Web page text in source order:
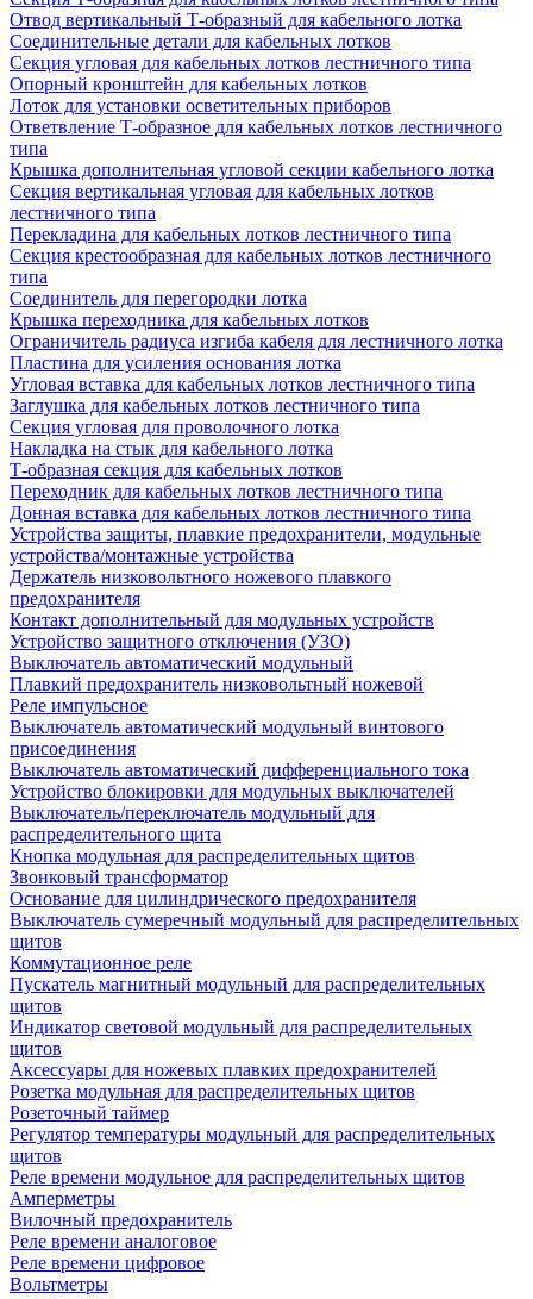
Отвод вертикальный Т-образный для кабельного лотка
Соединительные детали для кабельных лотков
Секция угловая для кабельных лотков лестничного типа
Опорный кронштейн для кабельных лотков
Лоток для установки осветительных приборов
Ответвление Т-образное для кабельных лотков лестничного
типа
Крышка дополнительная угловой секции кабельного лотка
Секция вертикальная угловая для кабельных лотков
лестничного типа
Перекладина для кабельных лотков лестничного типа
Секция крестообразная для кабельных лотков лестничного
типа
Соединитель для перегородки лотка
Крышка переходника для кабельных лотков
Ограничитель радиуса изгиба кабеля для лестничного лотка
Пластина для усиления основания лотка
Угловая вставка для кабельных лотков лестничного типа
Заглушка для кабельных лотков лестничного типа
Секция угловая для проволочного лотка
Накладка на стык для кабельного лотка
Т-образная секция для кабельных лотков
Переходник для кабельных лотков лестничного типа
Донная вставка для кабельных лотков лестничного типа
Устройства защиты, плавкие предохранители, модульные
устройства/монтажные устройства
Держатель низковольтного ножевого плавкого
предохранителя
Контакт дополнительный для модульных устройств
Устройство защитного отключения (УЗО)
Выключатель автоматический модульный
Плавкий предохранитель низковольтный ножевой
Реле импульсное
Выключатель автоматический модульный винтового
присоединения
Выключатель автоматический дифференциального тока
Устройство блокировки для модульных выключателей
Выключатель/переключатель модульный для
распределительного щита
Кнопка модульная для распределительных щитов
Звонковый трансформатор
Основание для цилиндрического предохранителя
Выключатель сумеречный модульный для распределительных
щитов
Коммутационное реле
Пускатель магнитный модульный для распределительных
щитов
Индикатор световой модульный для распределительных
щитов
Аксессуары для ножевых плавких предохранителей
Розетка модульная для распределительных щитов
Розеточный таймер
Регулятор температуры модульный для распределительных
щитов
Реле времени модульное для распределительных щитов
Амперметры
Вилочный предохранитель
Реле времени аналоговое
Реле времени цифровое
Вольтметры